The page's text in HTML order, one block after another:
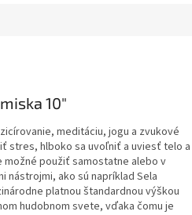
10"
meditáciu, jogu a zvukové
stres, hlboko sa uvoľniť a uviesť telo a
použiť samostatne alebo v
nástrojmi, ako sú napríklad Sela
platnou štandardnou výškou
hudobnom svete, vďaka čomu je